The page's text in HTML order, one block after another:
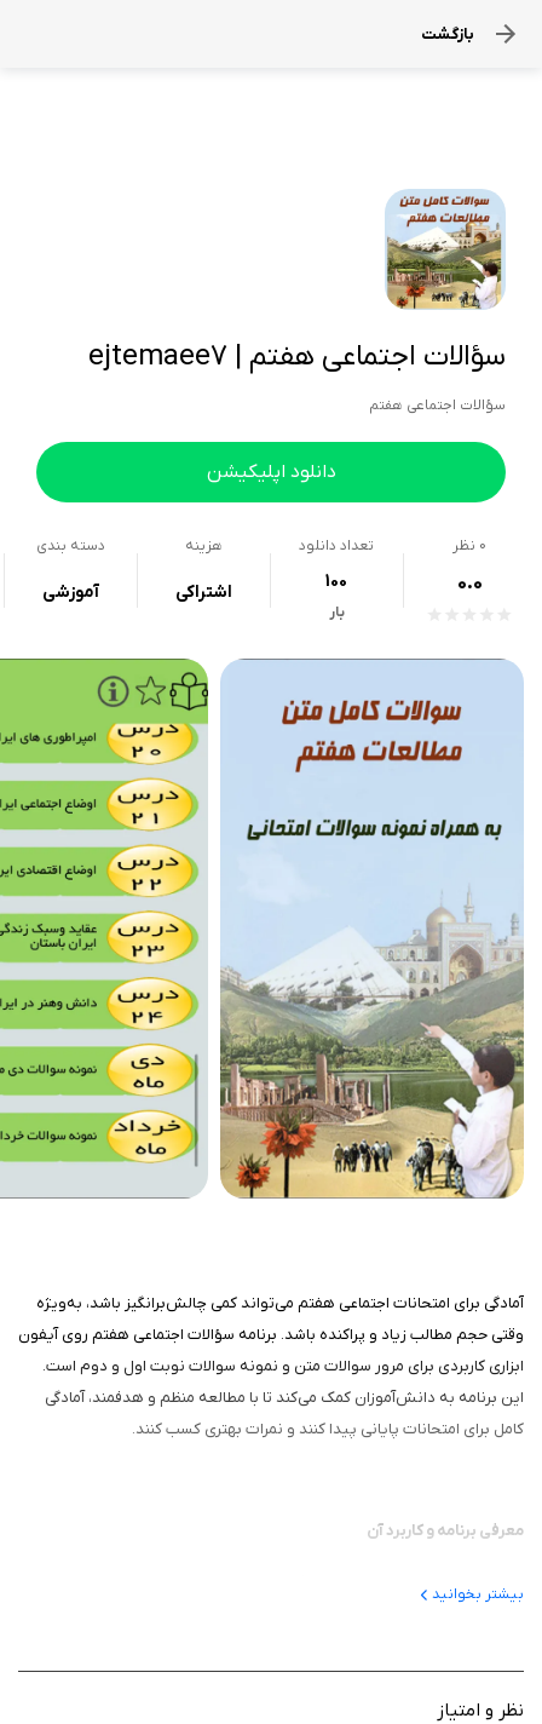
بازگشت
سؤالات اجتماعی هفتم | ejtemaee7
سؤالات اجتماعي هفتم
دانلود اپلیکیشن
0 نظر
0.0
تعداد دانلود
100
بار
هزینه
اشتراکی
دسته بندی
آموزشی
آمادگی برای امتحانات اجتماعی هفتم می‌تواند کمی چالش‌برانگیز باشد، به‌ویژه
وقتی حجم مطالب زیاد و پراکنده باشد. برنامه سؤالات اجتماعی هفتم روی آیفون
ابزاری کاربردی برای مرور سوالات متن و نمونه سوالات نوبت اول و دوم است.
این برنامه به دانش‌آموزان کمک می‌کند تا با مطالعه منظم و هدفمند، آمادگی
کامل برای امتحانات پایانی پیدا کنند و نمرات بهتری کسب کنند.
معرفی برنامه و کاربرد آن
می‌کند بدون نیاز به جزوه‌های فیزیکی، تمامی مطالب مهم را یاد بگیرید. هدف
اصلی برنامه، آماده کردن دانش‌آموز برای کسب نمره بالا در امتحانات پایانی است.
بیشتر بخوانید
نظر و امتیاز